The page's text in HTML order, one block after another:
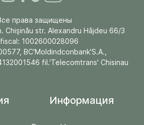
права защищены
Chişinău str. Alexandru Hâjdeu 66/3
1002600028096
BC'Moldindconbank'S.A.,
fil.'Telecomtrans' Chisinau
Информация